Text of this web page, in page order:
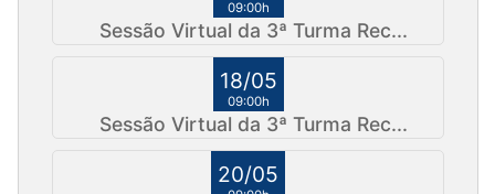
09:00h
Sessão Virtual da 3ª Turma Rec...
18/05
09:00h
Sessão Virtual da 3ª Turma Rec...
20/05